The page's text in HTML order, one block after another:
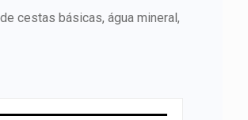
cestas básicas, água mineral,